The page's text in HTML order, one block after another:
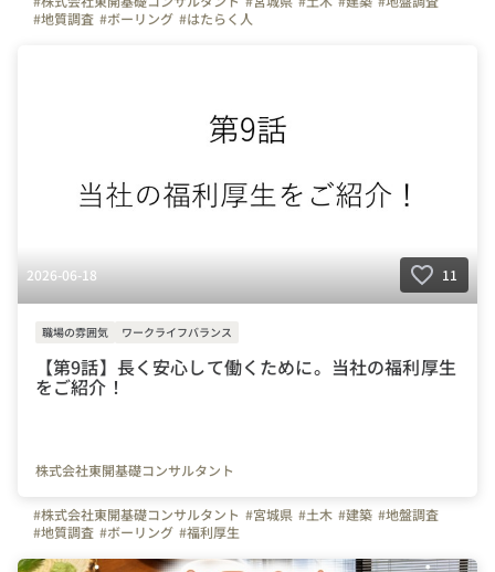
#地質調査 #ボーリング #はたらく人
2026-06-18 11
職場の雰囲気 ワークライフバランス
【第9話】長く安心して働くために。当社の福利厚生
をご紹介！
株式会社東開基礎コンサルタント
#株式会社東開基礎コンサルタント #宮城県 #土木 #建築 #地盤調査
#地質調査 #ボーリング #福利厚生